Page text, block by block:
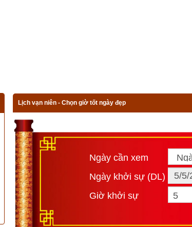
Lịch vạn niên - Chọn giờ tốt ngày đẹp
Ngày cần xem
Ngày khởi sự (DL)
Giờ khởi sự